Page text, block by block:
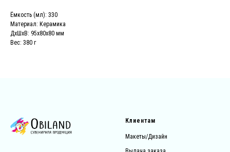
Ёмкость (мл): 330
Материал: Керамика
ДxШxВ: 95x80x80 мм
Вес: 380 г
Клиентам
Макеты/Дизайн